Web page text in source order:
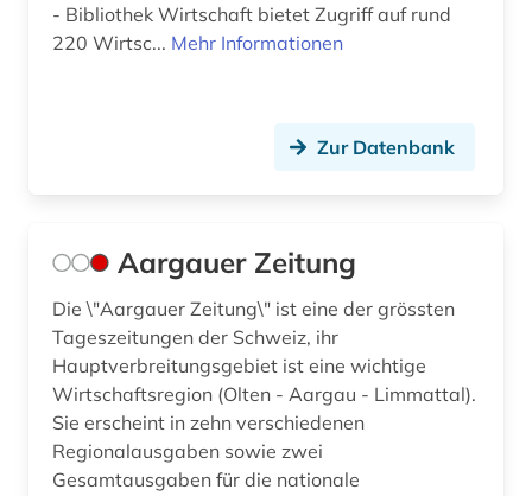
behörden (2)
belfast (1)
belgien (16)
belgienforschung (1)
belletristik (2)
benelux (1)
- Bibliothek Wirtschaft bietet Zugriff auf rund
220 Wirtsc... Mehr Informationen
Zur Datenbank
Aargauer Zeitung
Die \"Aargauer Zeitung\" ist eine der grössten
Tageszeitungen der Schweiz, ihr
Hauptverbreitungsgebiet ist eine wichtige
Wirtschaftsregion (Olten - Aargau - Limmattal).
Sie erscheint in zehn verschiedenen
Regionalausgaben sowie zwei
Gesamtausgaben für die nationale